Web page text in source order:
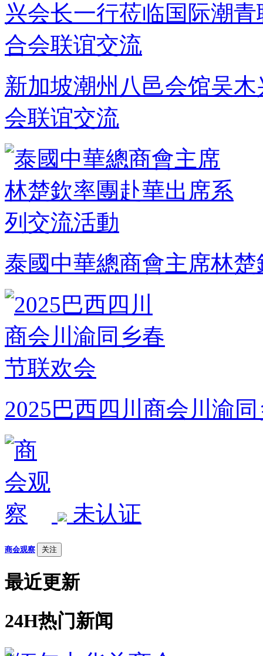
新加坡潮州八邑会馆吴
会联谊交流
泰國中華總商會主席林
2025巴西四川商会川渝
未认证
商会观察 关注
最近更新
24H热门新闻